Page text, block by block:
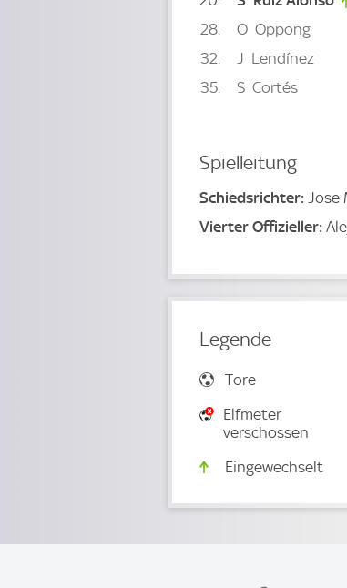
28 O Oppong
32
J Lendínez
35
S Cortés
Spielleitung
Schiedsrichter: Jose
Vierter Offizieller:
Legende
Tore
Elfmeter
verschossen
Eingewechselt